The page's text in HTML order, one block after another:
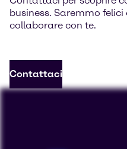
business. Saremmo
collaborare con te.
Contattaci